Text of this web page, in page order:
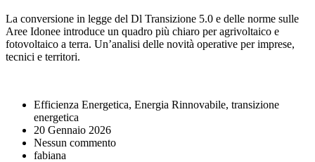
La conversione in legge del Dl Transizione 5.0 e delle norme sulle
Aree Idonee introduce un quadro più chiaro per agrivoltaico e
fotovoltaico a terra. Un’analisi delle novità operative per imprese,
tecnici e territori.
Efficienza Energetica, Energia Rinnovabile, transizione
energetica
20 Gennaio 2026
Nessun commento
fabiana